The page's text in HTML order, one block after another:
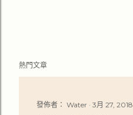
熱門文章
發佈者： Water 3月 27, 2018